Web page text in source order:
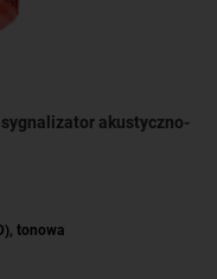
akustyczno-
tonowa